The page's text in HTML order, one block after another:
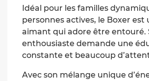
Idéal pour les familles
personnes actives, le Boxer est
aimant qui adore être entouré.
enthousiaste demande une
constante et beaucoup
Avec son mélange unique